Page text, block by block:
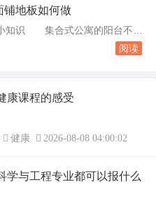
病和肥胖等。长时间使用电脑、
近视的比例已经高达60%以上，
原因就是长时间上网导致的。求
铺地板如何做
知识 集合式公寓的阳台不能
量保持其统一的外观。阳台可以
坡度，低的一边为排水口，阳台
阅读
康课程的感受
健康 2026-08-08 04:00:02
学与工程专业都可以报什么